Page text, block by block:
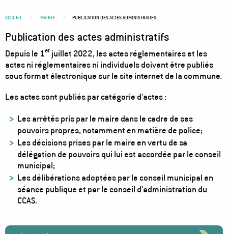
You
here
ACCUEIL MAIRIE PUBLICATION DES ACTES ADMINISTRATIFS
Publication des actes administratifs
Depuis le 1erjuillet 2022, les actes réglementaires et les
actes ni réglementaires ni individuels doivent être publiés
sous format électronique sur le site internet de la commune.
Les actes sont publiés par catégorie d'actes :
Les arrêtés pris par le maire dans le cadre de ses
pouvoirs propres, notamment en matière de police;
Les décisions prises par le maire en vertu de sa
délégation de pouvoirs qui lui est accordée par le conseil
municipal;
Les délibérations adoptées par le conseil municipal en
séance publique et par le conseil d'administration du
CCAS.